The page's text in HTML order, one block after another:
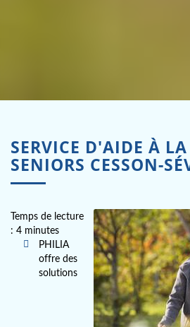
SERVICE D'AIDE À
SENIORS CESSON-
Temps de lecture
: 4 minutes
PHILIA
offre des
solutions